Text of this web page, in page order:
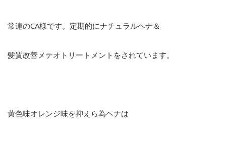
常連のCA様です。定期的にナチュラルヘナ＆
髪質改善メテオトリートメントをされています。
黄色味オレンジ味を抑えら為ヘナは